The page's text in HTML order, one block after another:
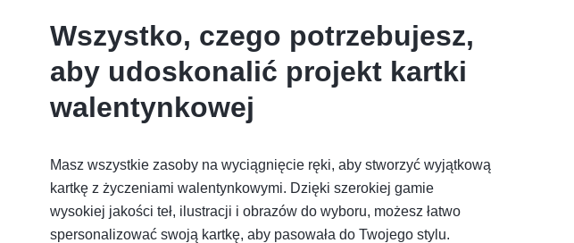
Wszystko, czego potrzebujesz,
aby udoskonalić projekt kartki
walentynkowej
Masz wszystkie zasoby na wyciągnięcie ręki, aby stworzyć wyjątkową
kartkę z życzeniami walentynkowymi. Dzięki szerokiej gamie
wysokiej jakości teł, ilustracji i obrazów do wyboru, możesz łatwo
spersonalizować swoją kartkę, aby pasowała do Twojego stylu.